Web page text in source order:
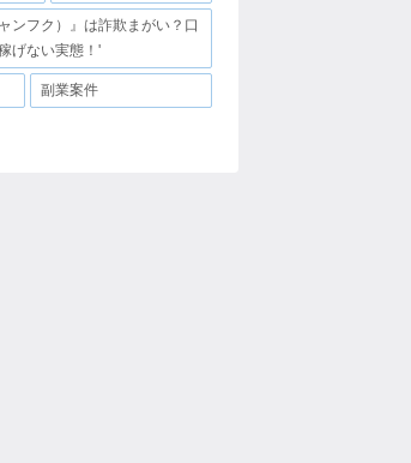
ンフク）』は詐欺まがい？口
げない実態！'
副業案件